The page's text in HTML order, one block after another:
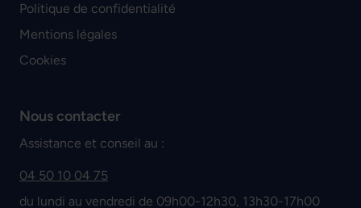
Politique de confidentialité
Mentions légales
Cookies
Nous contacter
Assistance et conseil au :
04 50 10 04 75
du lundi au vendredi de 09h00-12h30, 13h30-17h00